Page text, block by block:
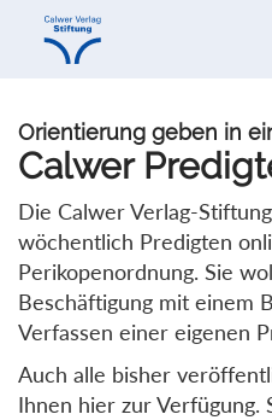
Direkt
Direkt
Orientierung geben in
Calwer
Die Calwer Verlag-
wöchentlich Predigten
Perikopenordnung. Sie
Beschäftigung mit einem
Verfassen einer eigenen
Auch alle bisher
Ihnen hier zur Verfügung.